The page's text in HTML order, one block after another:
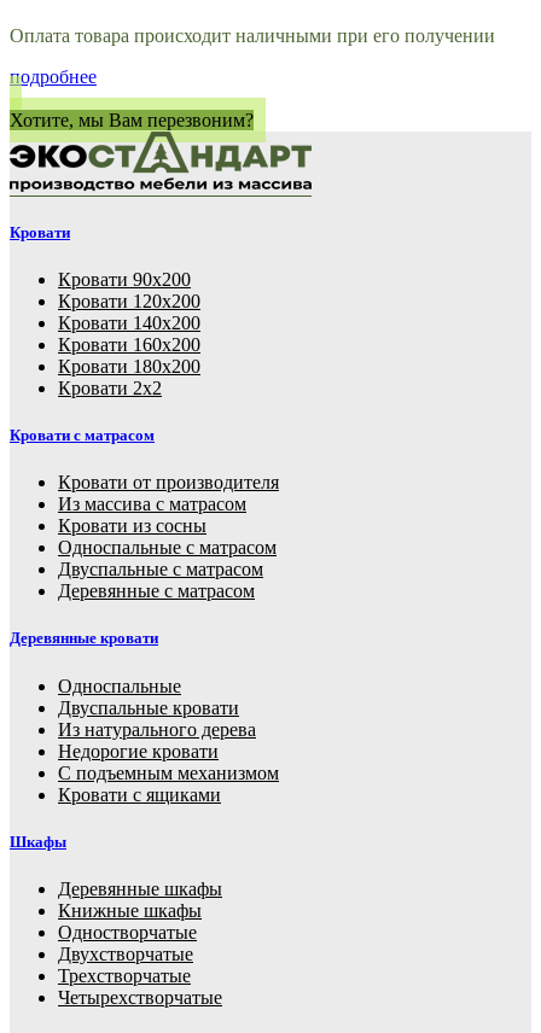
Оплата товара происходит наличными при его получении
подробнее
Хотите, мы Вам перезвоним?
Кровати
Кровати 90х200
Кровати 120х200
Кровати 140х200
Кровати 160х200
Кровати 180х200
Кровати 2х2
Кровати с матрасом
Кровати от производителя
Из массива с матрасом
Кровати из сосны
Односпальные с матрасом
Двуспальные с матрасом
Деревянные с матрасом
Деревянные кровати
Односпальные
Двуспальные кровати
Из натурального дерева
Недорогие кровати
С подъемным механизмом
Кровати с ящиками
Шкафы
Деревянные шкафы
Книжные шкафы
Одностворчатые
Двухстворчатые
Трехстворчатые
Четырехстворчатые